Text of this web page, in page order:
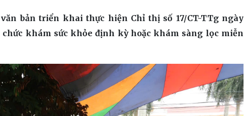
bản triển khai thực hiện Chỉ thị số 17/CT-TTg ngày
khám sức khỏe định kỳ hoặc khám sàng lọc miễn